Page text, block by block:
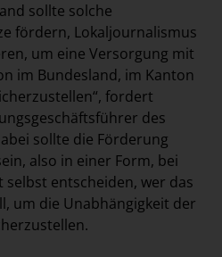
sollte solche
fördern, Lokaljournalismus
um eine Versorgung mit
im Bundesland, im Kanton
fordert
des
sollte die Förderung
also in einer Form, bei
entscheiden, wer das
um die Unabhängigkeit der